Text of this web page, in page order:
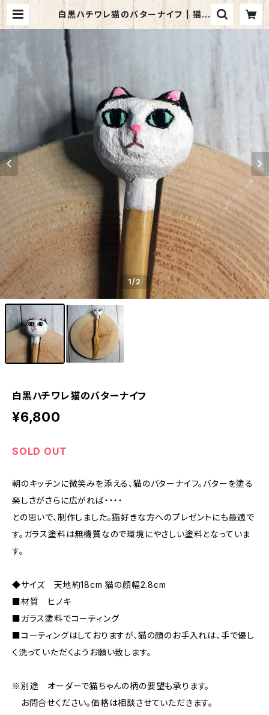
白黒ハチワレ猫のバターナイフ | 猫の
まんま
1/2
白黒ハチワレ猫のバターナイフ
¥6,800
SOLD OUT
朝のキッチンに微笑みを添える、猫のバターナイフ。バターを塗る
楽しさがさらに広がれば・・・・
との思いで、制作しました。猫好きな方へのプレゼントにも最適で
す。ガラス塗料は無機質なので環境にやさしい塗料となっていま
す。
◆サイズ 天地約18cm 猫の顔幅2.8cm
■材質 ヒノキ
■ガラス塗料でコーティング
■コーティングはしておりますが、猫の顔のお手入れは、手で優し
く洗っていただくようお願い致します。
※別途 オーダーで猫ちゃんの柄の要望も承ります。
お問合せください。価格は相談させていただきます。